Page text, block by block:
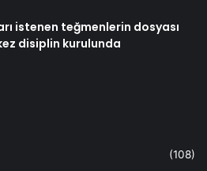
istenen teğmenlerin dosyası
disiplin kurulunda
(108)